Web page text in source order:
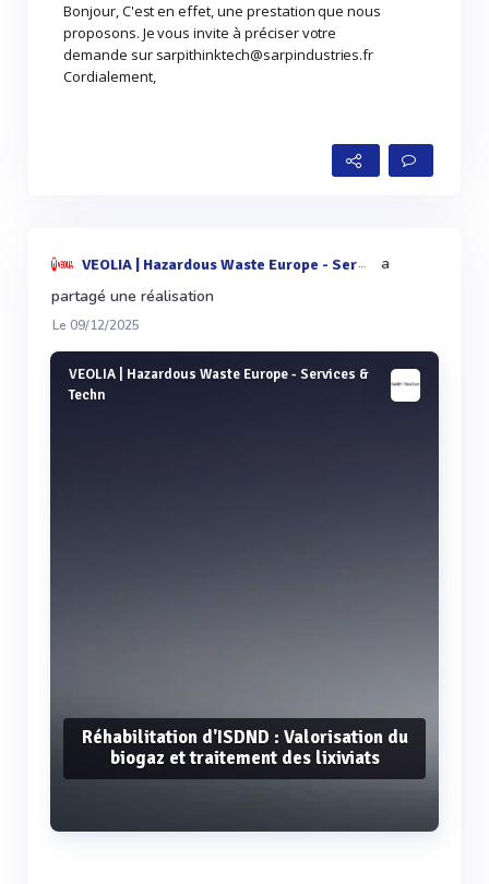
Bonjour, C'est en effet, une prestation que nous
proposons. Je vous invite à préciser votre
demande sur sarpithinktech@sarpindustries.fr
Cordialement,
VEOLIA | Hazardous Waste Europe - Services & Techn
a
partagé une réalisation
Le 09/12/2025
VEOLIA | Hazardous Waste Europe - Services &
Techn
Réhabilitation d'ISDND : Valorisation du
biogaz et traitement des lixiviats